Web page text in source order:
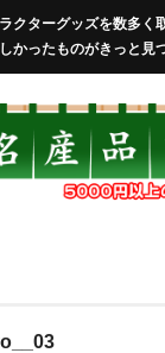
クターグッズを数多く
かったものがきっと見